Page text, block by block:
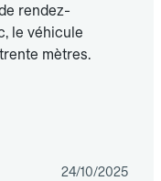
rendez-
le véhicule
mètres.
24/10/2025